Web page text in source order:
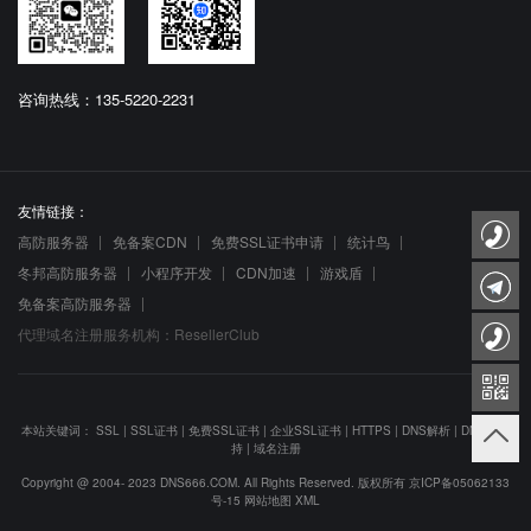
咨询热线：135-5220-2231
友情链接：
高防服务器
免备案CDN 免费SSL证书申请
统计鸟
冬邦高防服务器
小程序开发 CDN加速
游戏盾
免备案高防服务器
代理域名注册服务机构：ResellerClub
本站关键词： SSL | SSL证书 | 免费SSL证书 | 企业SSL证书 | HTTPS | DNS解析 | DNS防劫
持| 域名注册
Copyright @ 2004- 2023 DNS666.COM. All Rights Reserved. 版权所有 京ICP备05062133
号-15 网站地图 XML